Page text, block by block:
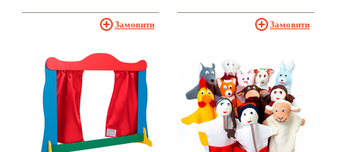
Замовити Замовити